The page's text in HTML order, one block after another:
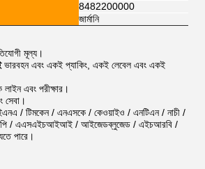
8482200000
জার্মানি
মূল্য।
ভারবহন এবং একই প্যাকিং, একই লেবেল এবং একই
লাইন এবং পরীক্ষার।
সেবা।
/ টিমকেন / এনএসকে / কেওয়াইও / এনটিএন / নাচী /
/ এএসএইচআইআই / আইজেডব্লুজেড / এইচআরবি /
পারে।